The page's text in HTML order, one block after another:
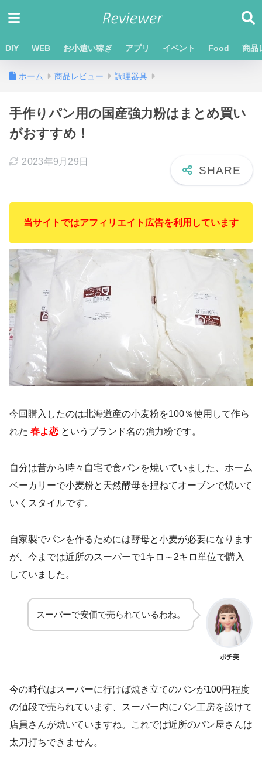
DIY WEB お小遣い稼ぎ アプリ イベント Food 商品
ホーム 商品レビュー 調理器具
手作りパン用の国産強力粉はまとめ買い
がおすすめ！
2023年9月29日
当サイトではアフィリエイト広告を利用しています
今回購入したのは北海道産の小麦粉を100％使用して作ら
れた 春よ恋 というブランド名の強力粉です。
自分は昔から時々自宅で食パンを焼いていました、ホーム
ベーカリーで小麦粉と天然酵母を捏ねてオーブンで焼いて
いくスタイルです。
自家製でパンを作るためには酵母と小麦が必要になります
が、今までは近所のスーパーで1キロ～2キロ単位で購入
していました。
スーパーで安価で売られているわね。
ポチ美
今の時代はスーパーに行けば焼き立てのパンが100円程度
の値段で売られています、スーパー内にパン工房を設けて
店員さんが焼いていますね。これでは近所のパン屋さんは
太刀打ちできません。